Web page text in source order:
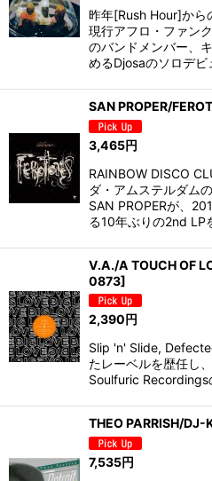
昨年[Rush Hour]から
現行アフロ・ファン
のバンドメンバー、
めるDjosaのソロデ
SAN PROPER/
3,465円
RAINBOW DISCO
ダ・アムステルダム
SAN PROPERが、
る10年ぶりの2nd LP
V.A./A TOUCH OF
0873]
2,390円
Slip 'n' Slide,
たレーベルを歴任し
Soulfuric Recordings
THEO PARRISH/DJ-
7,535円